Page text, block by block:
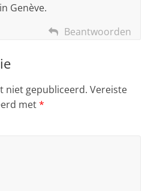
Genève.
Beantwoorden
niet gepubliceerd. Vereiste
met*